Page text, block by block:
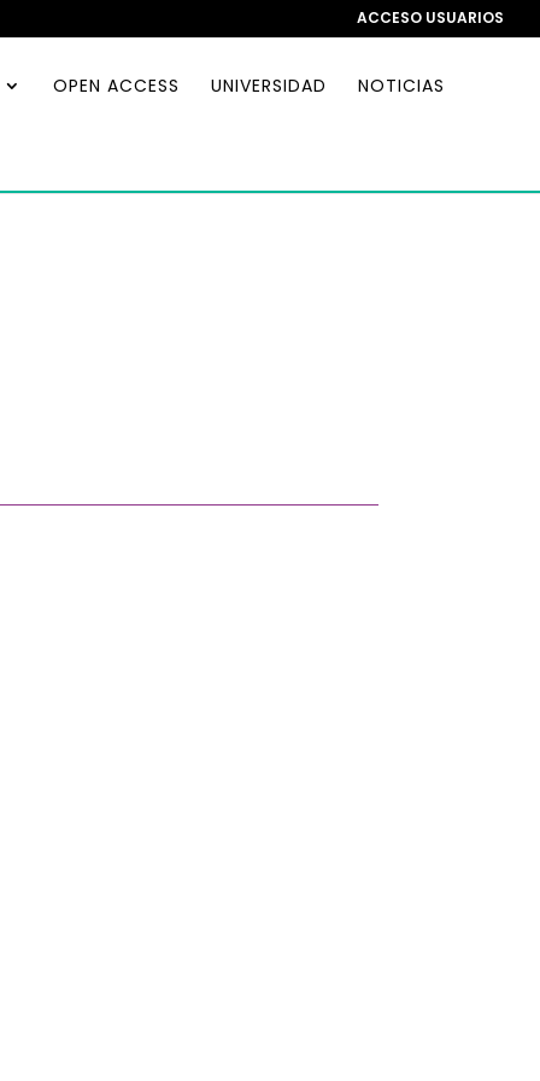
ACCESO USUARIOS
OPEN ACCESS UNIVERSIDAD NOTICIAS